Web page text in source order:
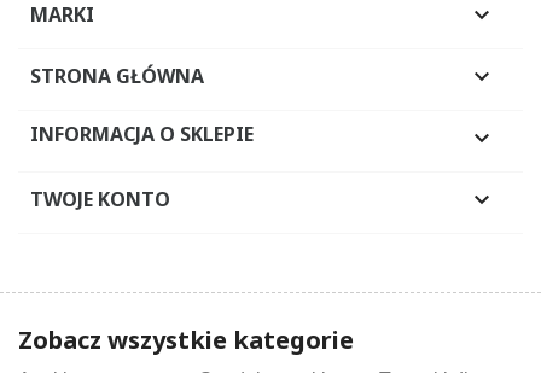
MARKI 
STRONA GŁÓWNA 
INFORMACJA O SKLEPIE 
TWOJE KONTO 
Zobacz wszystkie kategorie